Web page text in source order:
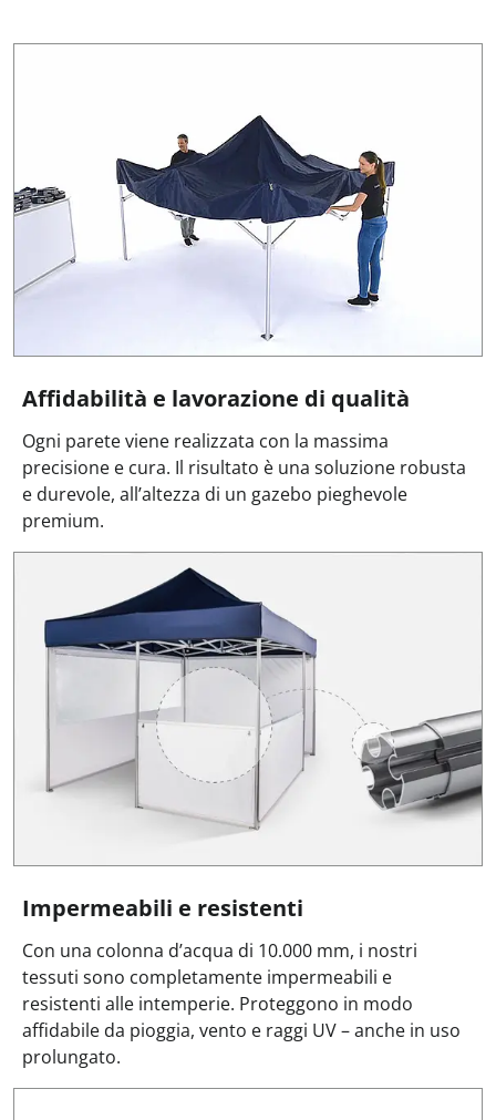
Affidabilità e lavorazione di qualità
Ogni parete viene realizzata con la massima
precisione e cura. Il risultato è una soluzione robusta
e durevole, all’altezza di un gazebo pieghevole
premium.
Impermeabili e resistenti
Con una colonna d’acqua di 10.000 mm, i nostri
tessuti sono completamente impermeabili e
resistenti alle intemperie. Proteggono in modo
affidabile da pioggia, vento e raggi UV – anche in uso
prolungato.